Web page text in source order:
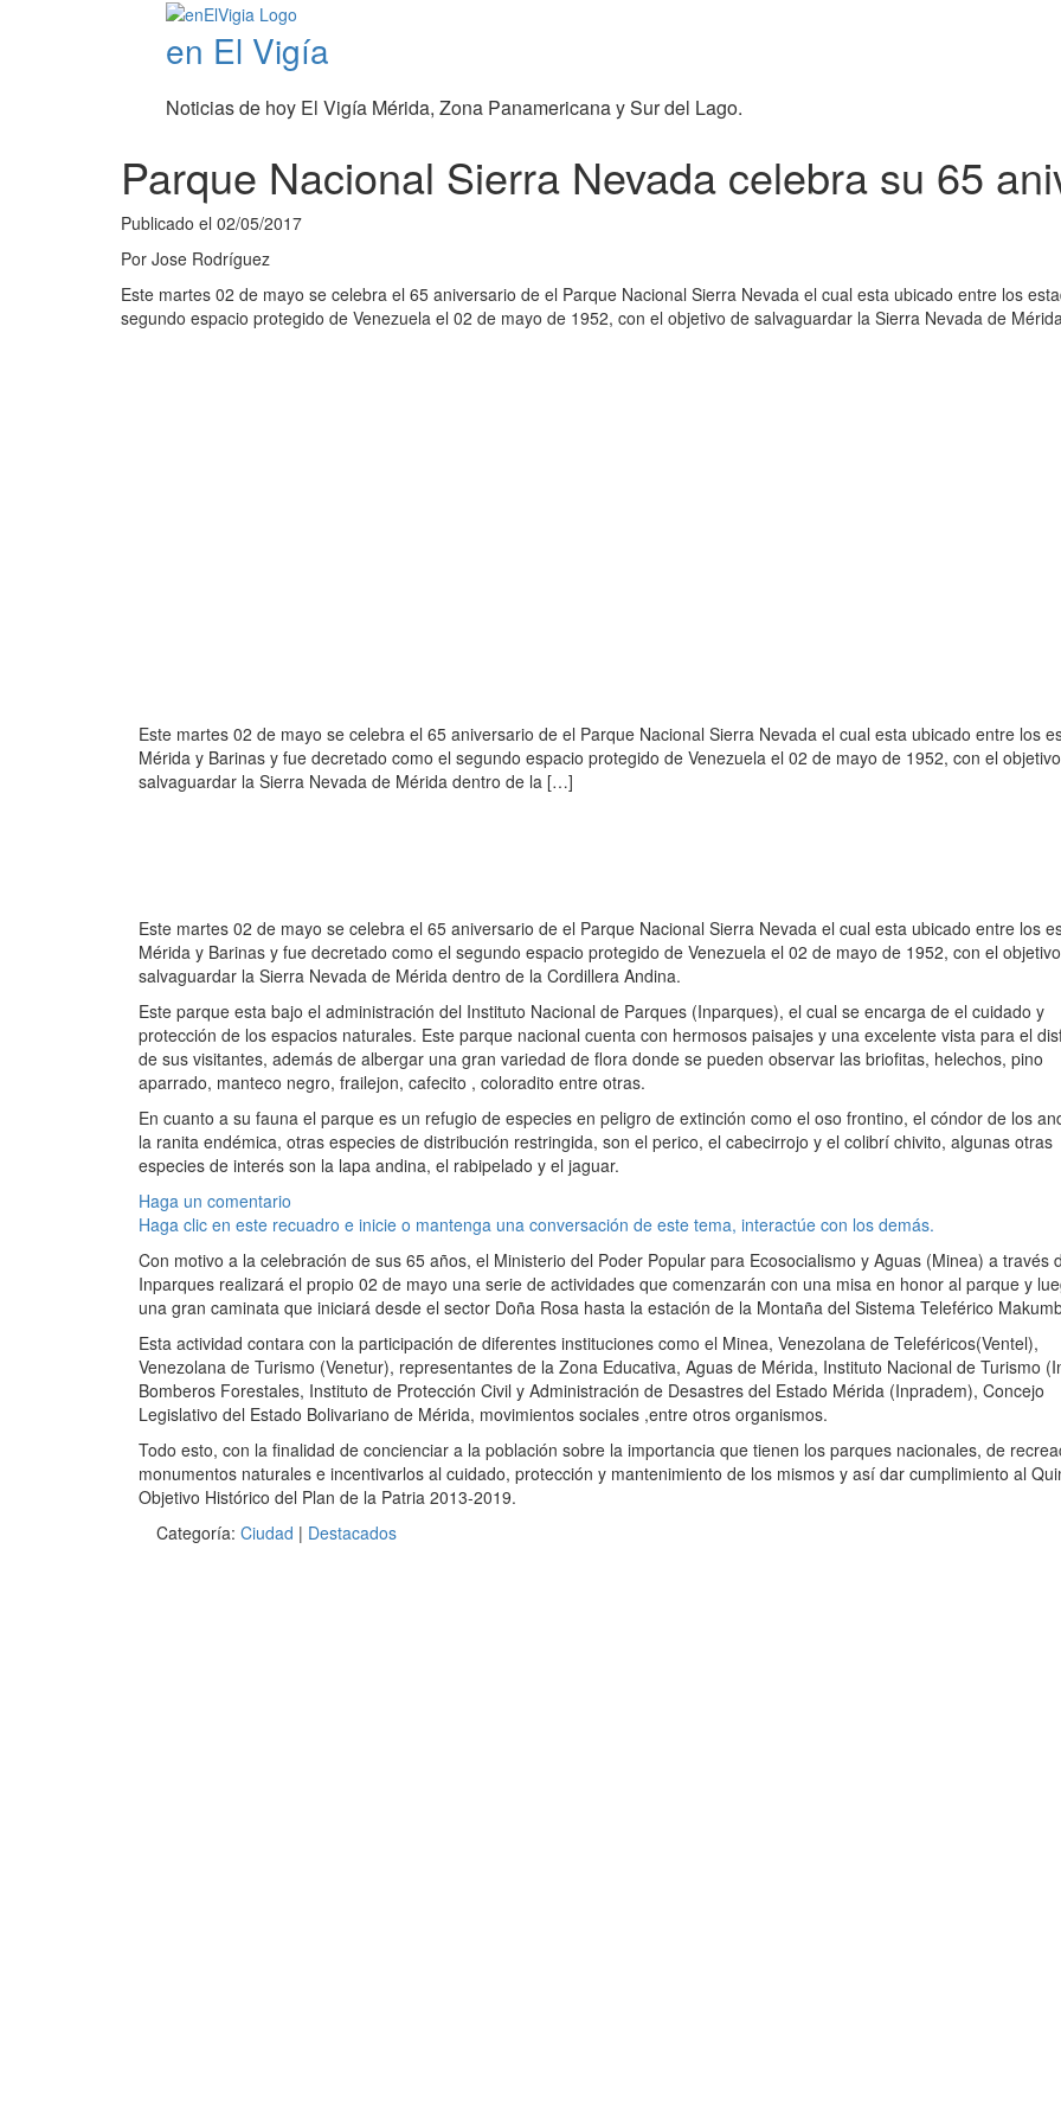
en El Vigía
Noticias de hoy El Vigía Mérida, Zona Panamericana y Sur del Lago.
Parque Nacional Sierra Nevada celebra su 65
Publicado el 02/05/2017
Por Jose Rodríguez
Este martes 02 de mayo se celebra el 65 aniversario de el Parque Nacional Sierra Nevada el cual esta ubicado entre los
segundo espacio protegido de Venezuela el 02 de mayo de 1952, con el objetivo de salvaguardar la Sierra Nevada de
Este martes 02 de mayo se celebra el 65 aniversario de el Parque Nacional Sierra Nevada el cual esta ubicado entre los
Mérida y Barinas y fue decretado como el segundo espacio protegido de Venezuela el 02 de mayo de 1952, con el
salvaguardar la Sierra Nevada de Mérida dentro de la […]
Este martes 02 de mayo se celebra el 65 aniversario de el Parque Nacional Sierra Nevada el cual esta ubicado entre los
Mérida y Barinas y fue decretado como el segundo espacio protegido de Venezuela el 02 de mayo de 1952, con el
salvaguardar la Sierra Nevada de Mérida dentro de la Cordillera Andina.
Este parque esta bajo el administración del Instituto Nacional de Parques (Inparques), el cual se encarga de el cuidado y
protección de los espacios naturales. Este parque nacional cuenta con hermosos paisajes y una excelente vista para el
de sus visitantes, además de albergar una gran variedad de flora donde se pueden observar las briofitas, helechos, pino
aparrado, manteco negro, frailejon, cafecito , coloradito entre otras.
En cuanto a su fauna el parque es un refugio de especies en peligro de extinción como el oso frontino, el cóndor de los
la ranita endémica, otras especies de distribución restringida, son el perico, el cabecirrojo y el colibrí chivito, algunas otras
especies de interés son la lapa andina, el rabipelado y el jaguar.
Haga un comentario
Haga clic en este recuadro e inicie o mantenga una conversación de este tema, interactúe con los demás.
Con motivo a la celebración de sus 65 años, el Ministerio del Poder Popular para Ecosocialismo y Aguas (Minea) a través
Inparques realizará el propio 02 de mayo una serie de actividades que comenzarán con una misa en honor al parque y
una gran caminata que iniciará desde el sector Doña Rosa hasta la estación de la Montaña del Sistema Teleférico
Esta actividad contara con la participación de diferentes instituciones como el Minea, Venezolana de Teleféricos(Ventel),
Venezolana de Turismo (Venetur), representantes de la Zona Educativa, Aguas de Mérida, Instituto Nacional de Turismo
Bomberos Forestales, Instituto de Protección Civil y Administración de Desastres del Estado Mérida (Inpradem), Concejo
Legislativo del Estado Bolivariano de Mérida, movimientos sociales ,entre otros organismos.
Todo esto, con la finalidad de concienciar a la población sobre la importancia que tienen los parques nacionales, de
monumentos naturales e incentivarlos al cuidado, protección y mantenimiento de los mismos y así dar cumplimiento al
Objetivo Histórico del Plan de la Patria 2013-2019.
Categoría: Ciudad | Destacados